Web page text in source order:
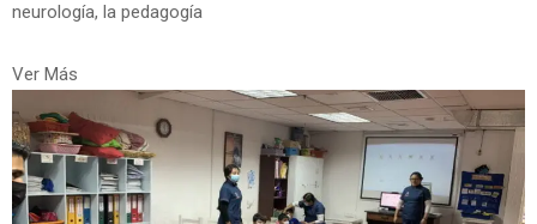
neurología, la pedagogía
Ver Más